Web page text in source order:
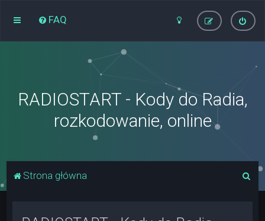
FAQ
RADIOSTART - Kody do Radia,
rozkodowanie, online
Strona główna